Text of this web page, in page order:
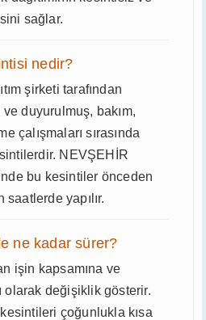
sağlar.
nedir?
şirketi tarafından
duyurulmuş, bakım,
çalışmaları sırasında
NEVŞEHİR
bu kesintiler önceden
yapılır.
ne kadar sürer?
işin kapsamına ve
olarak değişiklik gösterir.
çoğunlukla kısa